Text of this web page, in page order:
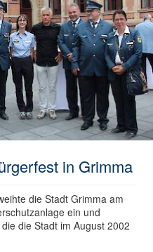
in Grimma
die Stadt Grimma am
ein und
die Stadt im August 2002